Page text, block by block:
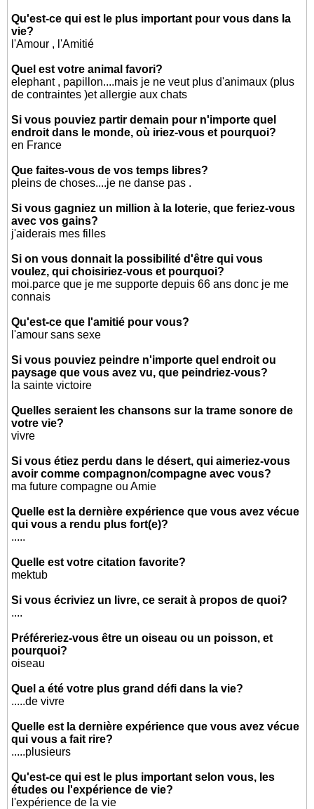
Qu'est-ce qui est le plus important pour vous dans la
vie?
l'Amour , l'Amitié
Quel est votre animal favori?
elephant , papillon....mais je ne veut plus d'animaux (plus
de contraintes )et allergie aux chats
Si vous pouviez partir demain pour n'importe quel
endroit dans le monde, où iriez-vous et pourquoi?
en France
Que faites-vous de vos temps libres?
pleins de choses....je ne danse pas .
Si vous gagniez un million à la loterie, que feriez-vous
avec vos gains?
j'aiderais mes filles
Si on vous donnait la possibilité d'être qui vous
voulez, qui choisiriez-vous et pourquoi?
moi.parce que je me supporte depuis 66 ans donc je me
connais
Qu'est-ce que l'amitié pour vous?
l'amour sans sexe
Si vous pouviez peindre n'importe quel endroit ou
paysage que vous avez vu, que peindriez-vous?
la sainte victoire
Quelles seraient les chansons sur la trame sonore de
votre vie?
vivre
Si vous étiez perdu dans le désert, qui aimeriez-vous
avoir comme compagnon/compagne avec vous?
ma future compagne ou Amie
Quelle est la dernière expérience que vous avez vécue
qui vous a rendu plus fort(e)?
.....
Quelle est votre citation favorite?
mektub
Si vous écriviez un livre, ce serait à propos de quoi?
....
Préféreriez-vous être un oiseau ou un poisson, et
pourquoi?
oiseau
Quel a été votre plus grand défi dans la vie?
.....de vivre
Quelle est la dernière expérience que vous avez vécue
qui vous a fait rire?
.....plusieurs
Qu'est-ce qui est le plus important selon vous, les
études ou l'expérience de vie?
l'expérience de la vie